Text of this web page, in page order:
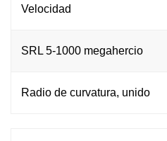
Velocidad
SRL 5-1000 megahercio
Radio de curvatura, unido